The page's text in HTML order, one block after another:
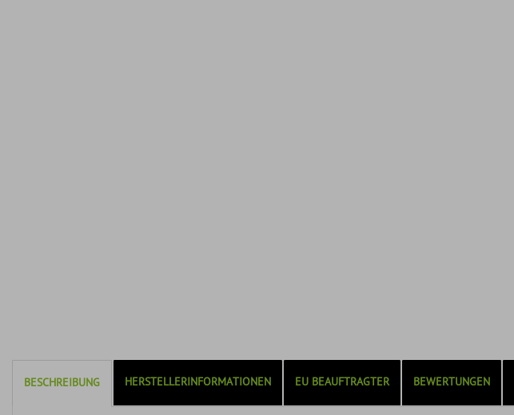
BESCHREIBUNG HERSTELLERINFORMATIONEN EU BEAUFTRAGTER BEWERTUNGEN